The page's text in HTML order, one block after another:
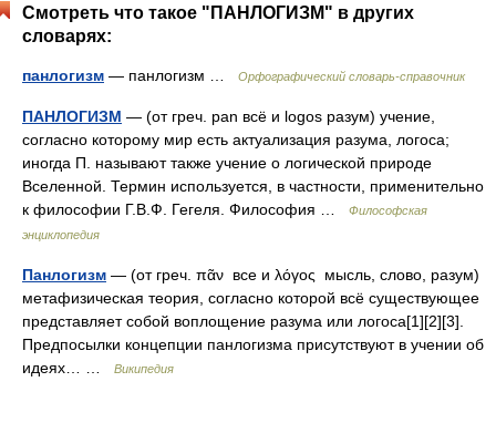
Смотреть что такое "ПАНЛОГИЗМ" в других
словарях:
панлогизм — панлогизм … Орфографический словарь-справочник
ПАНЛОГИЗМ — (от греч. pan всё и logos разум) учение,
согласно которому мир есть актуализация разума, логоса;
иногда П. называют также учение о логической природе
Вселенной. Термин используется, в частности, применительно
к философии Г.В.Ф. Гегеля. Философия …
Философская
энциклопедия
Панлогизм — (от греч. πᾶν все и λόγος мысль, слово, разум)
метафизическая теория, согласно которой всё существующее
представляет собой воплощение разума или логоса[1][2][3].
Предпосылки концепции панлогизма присутствуют в учении об
идеях… …
Википедия